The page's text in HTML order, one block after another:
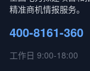
精准商机情报服务。
400-8161-360
工作日 9:00-18:00